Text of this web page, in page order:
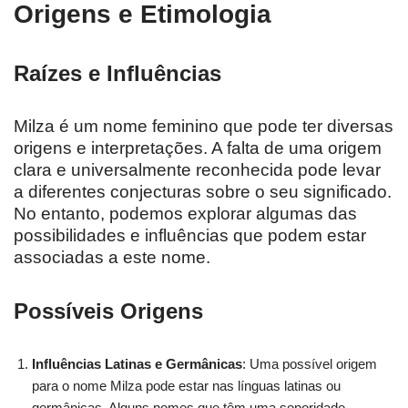
Origens e Etimologia
Raízes e Influências
Milza é um nome feminino que pode ter diversas
origens e interpretações. A falta de uma origem
clara e universalmente reconhecida pode levar
a diferentes conjecturas sobre o seu significado.
No entanto, podemos explorar algumas das
possibilidades e influências que podem estar
associadas a este nome.
Possíveis Origens
Influências Latinas e Germânicas: Uma possível origem
para o nome Milza pode estar nas línguas latinas ou